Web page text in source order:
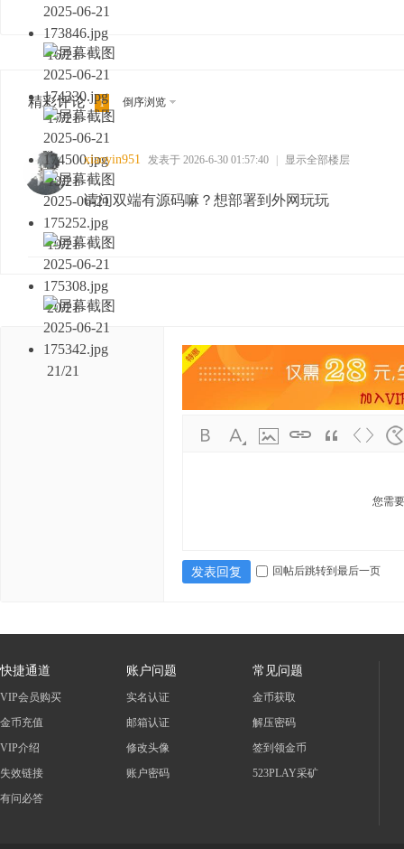
16/21
17/21
18/21
19/21
20/21
21/21
精彩评论 1 倒序浏览
xiaoyin951 发表于 2026-6-30 01:57:40 显示全部楼层
请问双端有源码嘛？想部署到外网玩玩
您需
发表回复 回帖后跳转到最后一页
快捷通道
VIP会员购买
金币充值
VIP介绍
失效链接
有问必答
账户问题
实名认证
邮箱认证
修改头像
账户密码
常见问题
金币获取
解压密码
签到领金币
523PLAY采矿